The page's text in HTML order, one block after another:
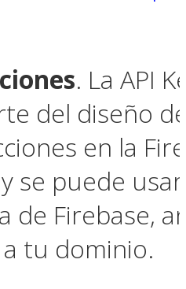
. La API
del diseño
en la
se puede
Firebase,
a tu dominio.